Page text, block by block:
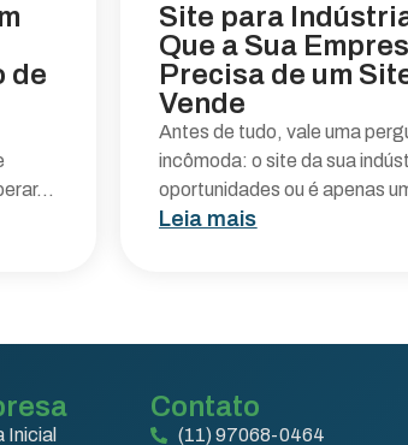
de
Site para
Que a Sua
Precisa de um
Vende
Antes de tudo, vale uma
incômoda: o site da sua
oportunidades ou é apenas
Leia mais
Inicial
Contato
(11) 97068-0464